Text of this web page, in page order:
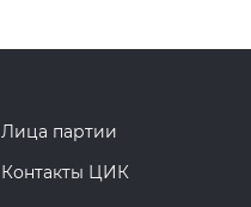
Лица партии
Контакты ЦИК